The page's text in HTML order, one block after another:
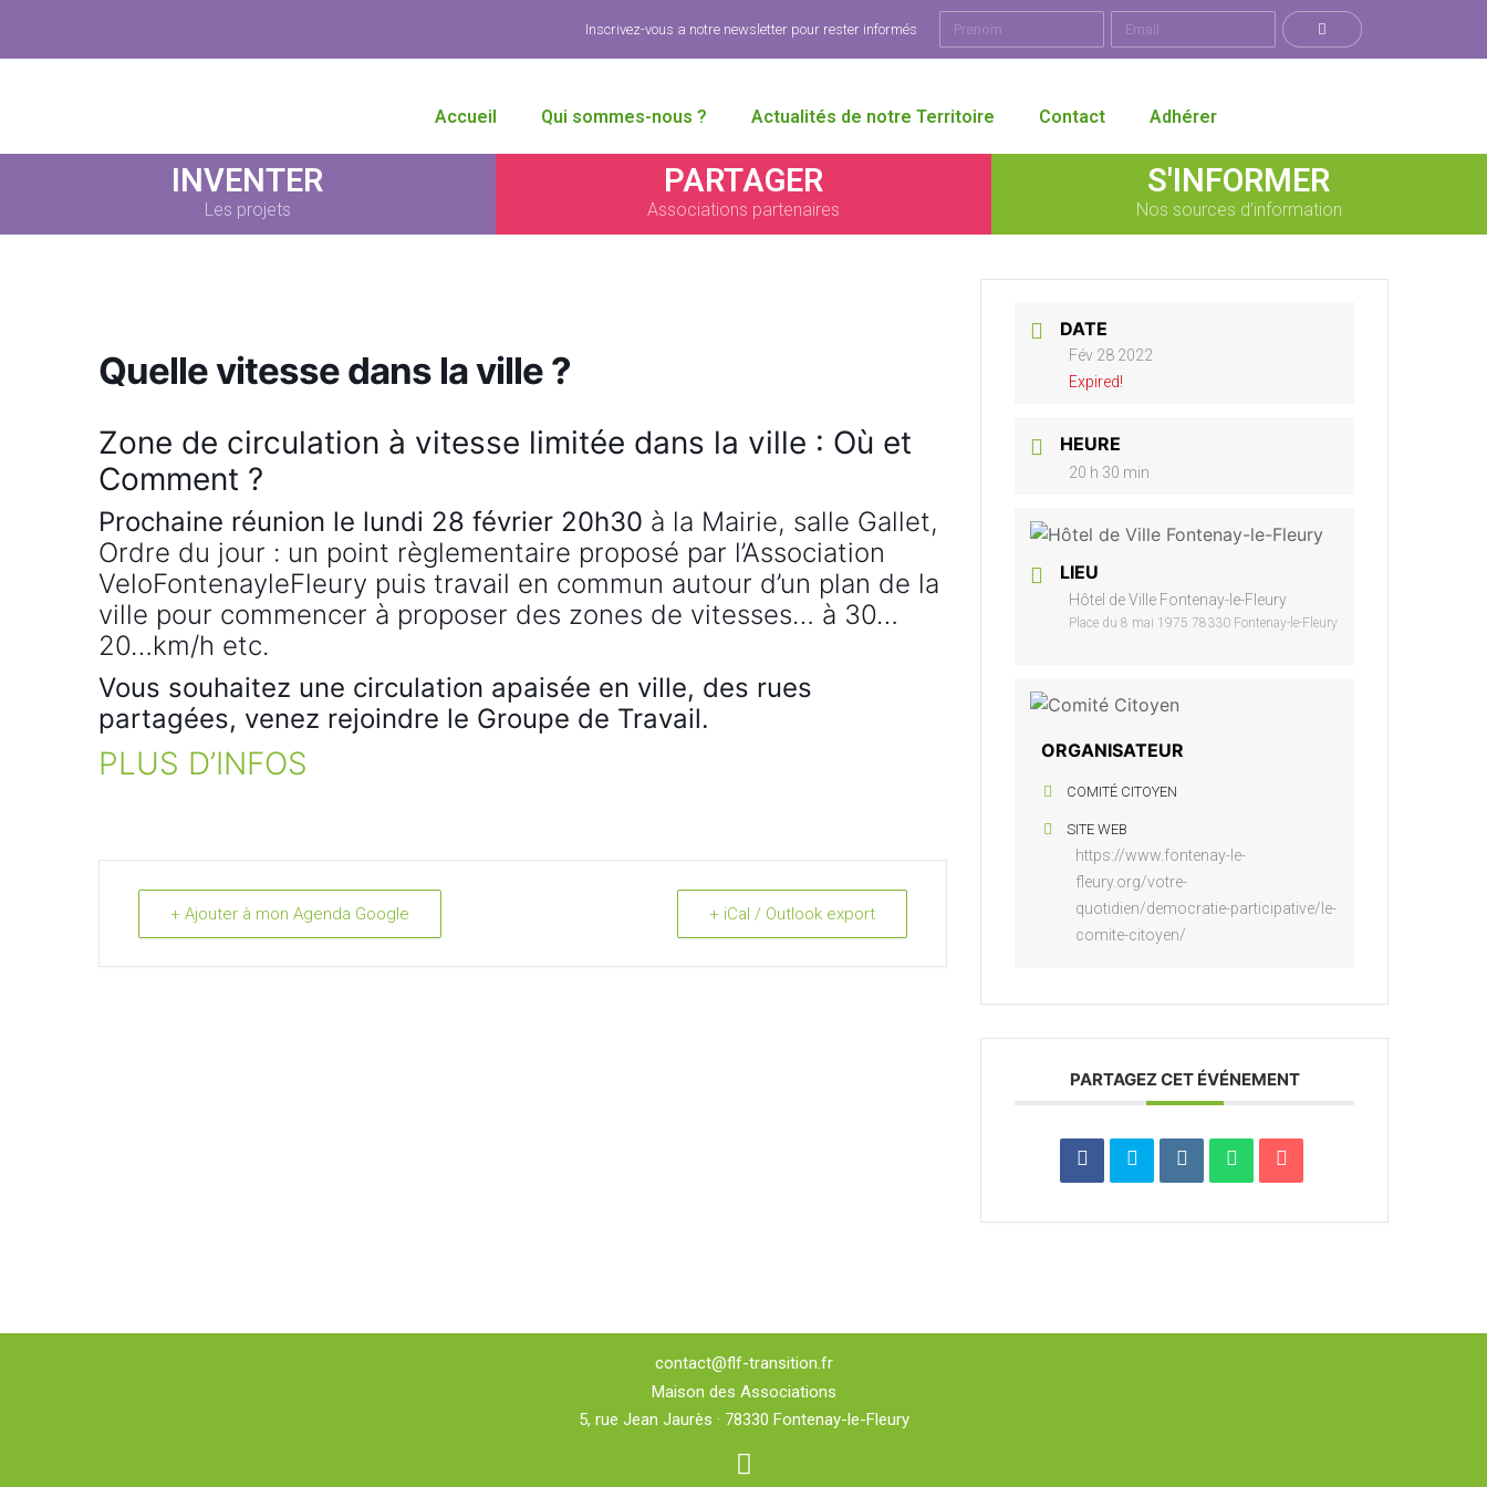
Inscrivez-vous a notre newsletter pour rester informés
Accueil Qui sommes-nous ? Actualités de notre Territoire Contact Adhérer
INVENTER
Les projets
PARTAGER
Associations partenaires
S'INFORMER
Nos sources d’information
Quelle vitesse dans la ville ?
Zone de circulation à vitesse limitée dans la ville : Où et
Comment ?
Prochaine réunion le lundi 28 février 20h30 à la Mairie, salle Gallet,
Ordre du jour : un point règlementaire proposé par l’Association
VeloFontenayleFleury puis travail en commun autour d’un plan de la
ville pour commencer à proposer des zones de vitesses… à 30…
20…km/h etc.
Vous souhaitez une circulation apaisée en ville, des rues
partagées, venez rejoindre le Groupe de Travail.
PLUS D’INFOS
+ Ajouter à mon Agenda Google + iCal / Outlook export
DATE
Fév 28 2022
Expired!
HEURE
20 h 30 min
LIEU
Hôtel de Ville Fontenay-le-Fleury
Place du 8 mai 1975 78330 Fontenay-le-Fleury
ORGANISATEUR
COMITÉ CITOYEN
SITE WEB
https://www.fontenay-le-
fleury.org/votre-
quotidien/democratie-participative/le-
comite-citoyen/
PARTAGEZ CET ÉVÉNEMENT
contact@flf-transition.fr
Maison des Associations
5, rue Jean Jaurès · 78330 Fontenay-le-Fleury